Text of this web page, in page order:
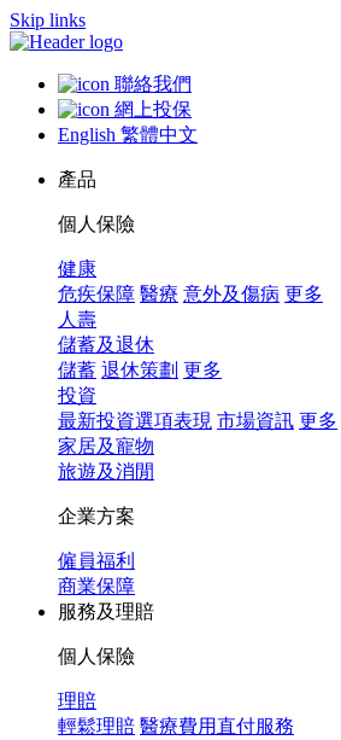
Skip links
聯絡我們
網上投保
English 繁體中文
產品
個人保險
健康
危疾保障 醫療 意外及傷病 更多
人壽
儲蓄及退休
儲蓄 退休策劃 更多
投資
最新投資選項表現 市場資訊 更多
家居及寵物
旅遊及消閒
企業方案
僱員福利
商業保障
服務及理賠
個人保險
理賠
輕鬆理賠 醫療費用直付服務